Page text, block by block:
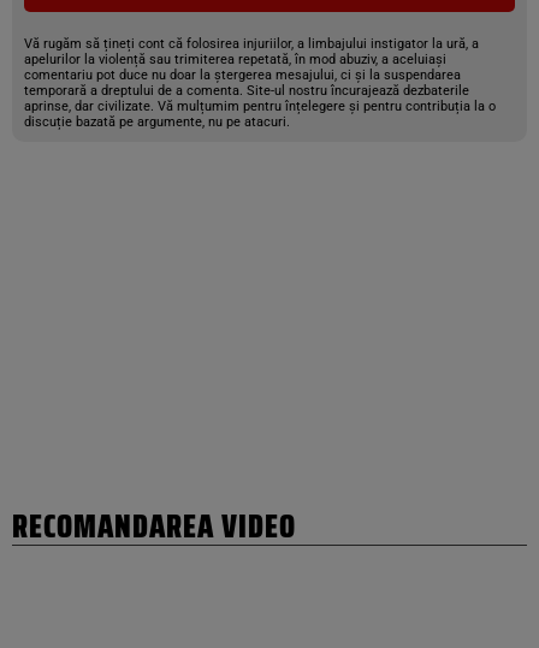
Vă rugăm să țineți cont că folosirea injuriilor, a limbajului instigator la ură, a
apelurilor la violență sau trimiterea repetată, în mod abuziv, a aceluiași
comentariu pot duce nu doar la ștergerea mesajului, ci și la suspendarea
temporară a dreptului de a comenta. Site-ul nostru încurajează dezbaterile
aprinse, dar civilizate. Vă mulțumim pentru înțelegere și pentru contribuția la o
discuție bazată pe argumente, nu pe atacuri.
RECOMANDAREA VIDEO